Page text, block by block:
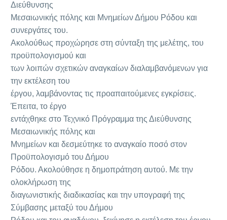
Διεύθυνσης
Μεσαιωνικής πόλης και Μνημείων Δήμου Ρόδου και
συνεργάτες του.
Ακολούθως προχώρησε στη σύνταξη της μελέτης, του
προϋπολογισμού και
των λοιπών σχετικών αναγκαίων διαλαμβανόμενων για
την εκτέλεση του
έργου, λαμβάνοντας τις προαπαιτούμενες εγκρίσεις.
Έπειτα, το έργο
εντάχθηκε στο Τεχνικό Πρόγραμμα της Διεύθυνσης
Μεσαιωνικής πόλης και
Μνημείων και δεσμεύτηκε το αναγκαίο ποσό στον
Προϋπολογισμό του Δήμου
Ρόδου. Ακολούθησε η δημοπράτηση αυτού. Με την
ολοκλήρωση της
διαγωνιστικής διαδικασίας και την υπογραφή της
Σύμβασης μεταξύ του Δήμου